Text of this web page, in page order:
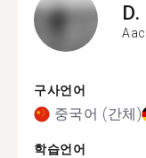
D.
구사언어
중국어 (간체)
학습언어